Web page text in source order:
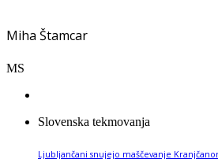
Miha Štamcar
MS
Slovenska tekmovanja
Ljubljančani snujejo maščevanje